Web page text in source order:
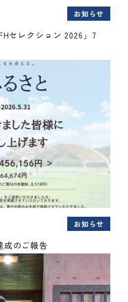
お知らせ
セレクション 2026」7
お知らせ
成のご報告